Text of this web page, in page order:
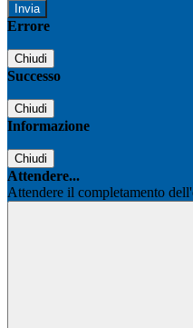
Errore
Chiudi
Successo
Chiudi
Informazione
Chiudi
Attendere...
Attendere il completamento